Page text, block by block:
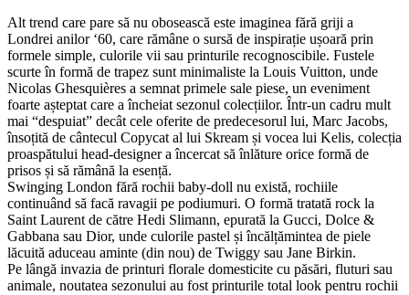
Alt trend care pare să nu obosească este imaginea fără griji a
Londrei anilor ‘60, care rămâne o sursă de inspirație ușoară prin
formele simple, culorile vii sau printurile recognoscibile. Fustele
scurte în formă de trapez sunt minimaliste la Louis Vuitton, unde
Nicolas Ghesquières a semnat primele sale piese, un eveniment
foarte așteptat care a încheiat sezonul colecțiilor. Într-un cadru mult
mai “despuiat” decât cele oferite de predecesorul lui, Marc Jacobs,
însoțită de cântecul Copycat al lui Skream și vocea lui Kelis, colecția
proaspătului head-designer a încercat să înlăture orice formă de
prisos și să rămână la esență.
Swinging London fără rochii baby-doll nu există, rochiile
continuând să facă ravagii pe podiumuri. O formă tratată rock la
Saint Laurent de către Hedi Slimann, epurată la Gucci, Dolce &
Gabbana sau Dior, unde culorile pastel și încălțămintea de piele
lăcuită aduceau aminte (din nou) de Twiggy sau Jane Birkin.
Pe lângă invazia de printuri florale domesticite cu păsări, fluturi sau
animale, noutatea sezonului au fost printurile total look pentru rochii